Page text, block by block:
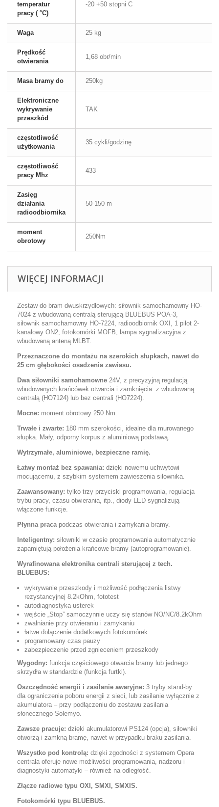
temperatur
pracy ( °C)
-20 +50 stopni C
Waga 25 kg
Prędkość
otwierania
1,68 obr/min
Masa bramy do 250kg
Elektroniczne
wykrywanie
przeszkód
TAK
częstotliwość
użytkowania
35 cykli/godzinę
częstotliwość
pracy Mhz
433
Zasięg
działania
radioodbiornika
50-150 m
moment
obrotowy
250Nm
WIĘCEJ INFORMACJI
Zestaw do bram dwuskrzydłowych: siłownik samochamowny HO-
7024 z wbudowaną centralą sterującą BLUEBUS POA-3,
siłownik samochamowny HO-7224, radioodbiornik OXI, 1 pilot 2-
kanałowy ON2, fotokomórki MOFB, lampa sygnalizacyjna z
wbudowaną anteną MLBT.
Przeznaczone do montażu na szerokich słupkach, nawet do
25 cm głębokości osadzenia zawiasu.
Dwa siłowniki samohamowne 24V, z precyzyjną regulacją
wbudowanych krańcówek otwarcia i zamknięcia: z wbudowaną
centralą (HO7124) lub bez centrali (HO7224).
Mocne: moment obrotowy 250 Nm.
Trwałe i zwarte: 180 mm szerokości, idealne dla murowanego
słupka. Mały, odporny korpus z aluminiową podstawą.
Wytrzymałe, aluminiowe, bezpieczne ramię.
Łatwy montaż bez spawania: dzięki nowemu uchwytowi
mocującemu, z szybkim systemem zawieszenia siłownika.
Zaawansowany: tylko trzy przyciski programowania, regulacja
trybu pracy, czasu otwierania, itp., diody LED sygnalizują
włączone funkcje.
Płynna pracapodczas otwierania i zamykania bramy.
Inteligentny: siłowniki w czasie programowania automatycznie
zapamiętują położenia krańcowe bramy (autoprogramowanie).
Wyrafinowana elektronika centrali sterującej z tech.
BLUEBUS:
wykrywanie przeszkody i możliwość podłączenia listwy
rezystancyjnej 8.2kOhm, fototest
autodiagnostyka usterek
wejście „Stop” samoczynnie uczy się stanów NO/NC/8.2kOhm
zwalnianie przy otwieraniu i zamykaniu
łatwe dołączenie dodatkowych fotokomórek
programowany czas pauzy
zabezpieczenie przed zgnieceniem przeszkody
Wygodny: funkcja częściowego otwarcia bramy lub jednego
skrzydła w standardzie (funkcja furtki).
Oszczędność energii i zasilanie awaryjne: 3 tryby stand-by
dla ograniczenia poboru energii z sieci, lub zasilanie wyłącznie z
akumulatora – przy podłączeniu do zestawu zasilania
słonecznego Solemyo.
Zawsze pracuje: dzięki akumulatorowi PS124 (opcja), siłowniki
otworzą i zamkną bramę, nawet w przypadku braku zasilania.
Wszystko pod kontrolą: dzięki zgodności z systemem Opera
centrala oferuje nowe możliwości programowania, nadzoru i
diagnostyki automatyki – również na odległość.
Złącze radiowe typu OXI, SMXI, SMXIS.
Fotokomórki typu BLUEBUS.